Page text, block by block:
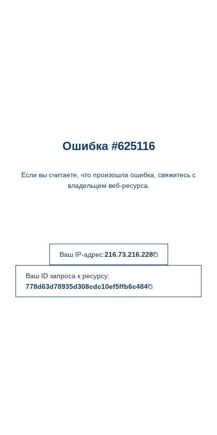
Ошибка #625116
Если вы считаете, что произошла ошибка, свяжитесь с
владельцем веб-ресурса.
Ваш IP-адрес:216.73.216.228
Ваш ID запроса к ресурсу:
778d63d78935d308cdc10ef5ffb6c484